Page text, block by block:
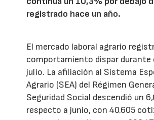
registrado hace un año.
El mercado laboral agrario
comportamiento dispar durante
julio. La afiliación al Sistema
Agrario (SEA) del Régimen
Seguridad Social descendió un
respecto a junio, con 40.605